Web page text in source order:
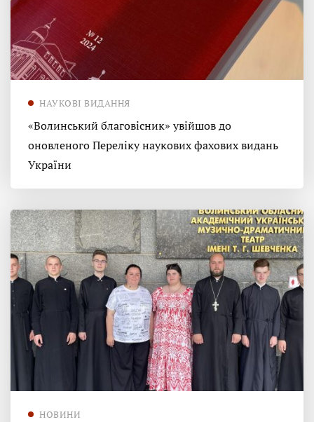
НАУКОВІ ВИДАННЯ
«Волинський благовісник» увійшов до
оновленого Переліку наукових фахових видань
України
НОВИНИ